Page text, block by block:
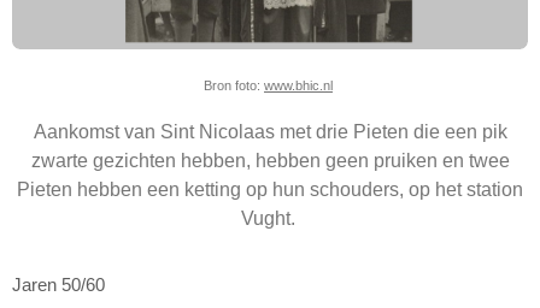
Bron foto: www.bhic.nl
Aankomst van Sint Nicolaas met drie Pieten die een pik
zwarte gezichten hebben, hebben geen pruiken en twee
Pieten hebben een ketting op hun schouders, op het station
Vught.
Jaren 50/60